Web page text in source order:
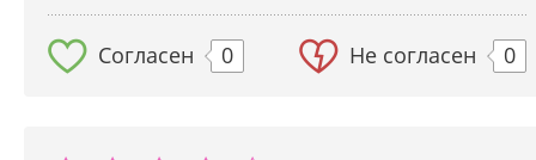
Согласен 0 Не согласен 0